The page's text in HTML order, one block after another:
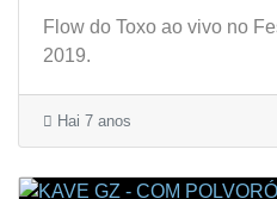
Flow do Toxo ao vivo no
2019.
Hai 7 anos